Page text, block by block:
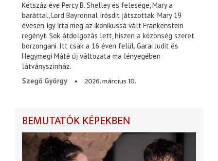
Kétszáz éve Percy B. Shelley és felesége, Mary a
baráttal, Lord Bayronnal írósdit játszottak. Mary 19
évesen így írta meg az ikonikussá vált Frankenstein
regényt. Sok átdolgozás lett, hiszen a közönség szeret
borzongani. Itt csak a 16 éven felül. Garai Judit és
Hegymegi Máté új változata ma lényegében
látványszínház.
Szegő György
2026. március 10.
BEMUTATÓK KÉPEKBEN